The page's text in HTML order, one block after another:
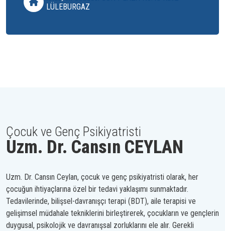
LÜLEBURGAZ
Çocuk ve Genç Psikiyatristi
Uzm. Dr. Cansın CEYLAN
Uzm. Dr. Cansın Ceylan, çocuk ve genç psikiyatristi olarak, her
çocuğun ihtiyaçlarına özel bir tedavi yaklaşımı sunmaktadır.
Tedavilerinde, bilişsel-davranışçı terapi (BDT), aile terapisi ve
gelişimsel müdahale tekniklerini birleştirerek, çocukların ve gençlerin
duygusal, psikolojik ve davranışsal zorluklarını ele alır. Gerekli